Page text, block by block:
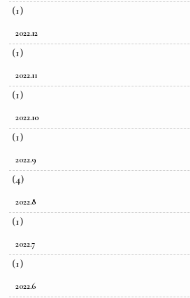
(1)
2022.12
(1)
2022.11
(1)
2022.10
(1)
2022.9
(4)
2022.8
(1)
2022.7
(1)
2022.6